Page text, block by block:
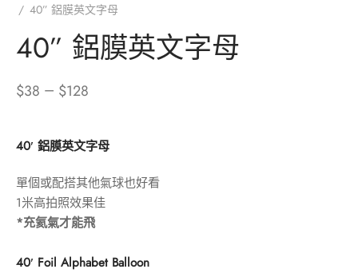
/ 40” 鋁膜英文字母
40” 鋁膜英文字母
$38 – $128
40′ 鋁膜英文字母
單個或配搭其他氣球也好看
1米高拍照效果佳
*充氦氣才能飛
40′ Foil Alphabet Balloon